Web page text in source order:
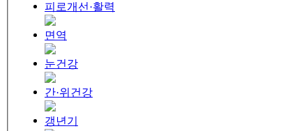
피로개선·활력
면역
눈건강
간·위건강
갱년기